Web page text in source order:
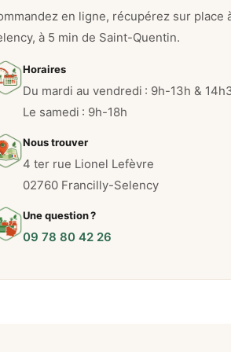
en ligne, récupérez sur place
à 5 min de Saint-Quentin.
Horaires
Du mardi au vendredi : 9h-13h &
Le samedi : 9h-18h
Nous trouver
4 ter rue Lionel Lefèvre
02760 Francilly-Selency
Une question ?
09 78 80 42 26